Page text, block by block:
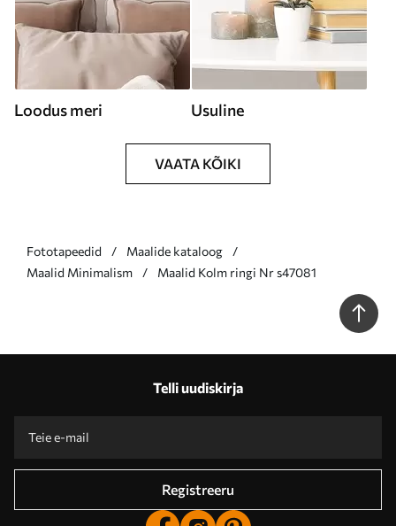
Loodus meri Usuline
VAATA KÕIKI
Fototapeedid
Maalide kataloog
Maalid Minimalism
Maalid Kolm ringi Nr s47081
Telli uudiskirja
Registreeru